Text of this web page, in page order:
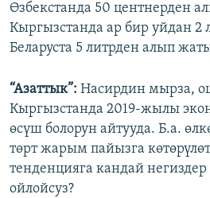
Өзбекстанда 50 центнерден
Кыргызстанда ар бир уйдан 2
Беларуста 5 литрден алып
“Азаттык”: Насирдин мырза,
Кыргызстанда 2019-жылы
өсүш болорун айтууда. Б.а.
төрт жарым пайызга
тенденцияга кандай негиздер
ойлойсуз?